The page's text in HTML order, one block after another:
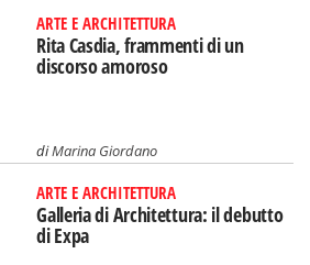
ARTE E ARCHITETTURA
Rita Casdia, frammenti di un
discorso amoroso
diMarina Giordano
ARTE E ARCHITETTURA
Galleria di Architettura: il debutto
di Expa